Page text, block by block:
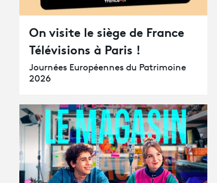
connexion
Avantages fidélité
On visite le siège de France
Télévisions à Paris !
Journées Européennes du Patrimoine
2026